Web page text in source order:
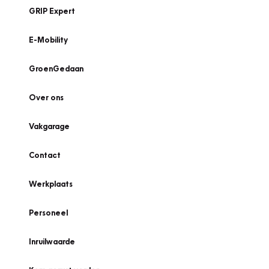
GRIP Expert
E-Mobility
GroenGedaan
Over ons
Vakgarage
Contact
Werkplaats
Personeel
Inruilwaarde